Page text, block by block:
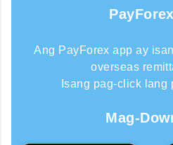
Ang PayForex app ay
overseas
Isang pag-click lang
Mag-